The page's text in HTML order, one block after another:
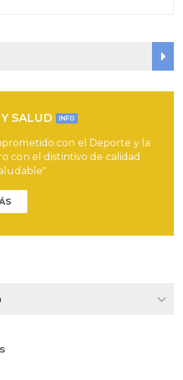
SALUD INFO
con el Deporte y la
con el distintivo de calidad